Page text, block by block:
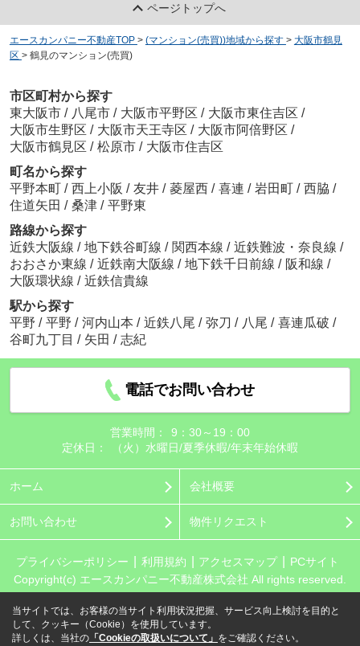
ページトップへ
エースカンパニー不動産TOP > (マンション(売買))地域から探す > 大阪市鶴見
区 > 鶴見のマンション(売買)
市区町村から探す
東大阪市 / 八尾市 / 大阪市平野区 / 大阪市東住吉区 /
大阪市生野区 / 大阪市天王寺区 / 大阪市阿倍野区 /
大阪市鶴見区 / 松原市 / 大阪市住吉区
町名から探す
平野本町 / 西上小阪 / 友井 / 菱屋西 / 喜連 / 岩田町 / 西脇 /
住道矢田 / 桑津 / 平野東
路線から探す
近鉄大阪線 / 地下鉄谷町線 / 関西本線 / 近鉄難波・奈良線 /
おおさか東線 / 近鉄南大阪線 / 地下鉄千日前線 / 阪和線 /
大阪環状線 / 近鉄信貴線
駅から探す
平野 / 平野 / 河内山本 / 近鉄八尾 / 弥刀 / 八尾 / 喜連瓜破 /
谷町九丁目 / 矢田 / 志紀
電話でお問い合わせ
営業時間：
9：30～19：00
定休日：
（火）水曜日/夏季休暇/年末年始休暇
ホーム 会社概要
お問い合わせ 物件リクエスト
プライバシーポリシー 利用規約 アクセスマップ
PCサイト
Copyright(c) エースカンパニー不動産株式会社 All rights reserved.
当サイトでは、お客様の当サイト利用状況把握、サービス向上検討を目的と
して、クッキー（Cookie）を使用しています。
詳しくは、当社の 「Cookieの取扱いについて」 をご確認ください。